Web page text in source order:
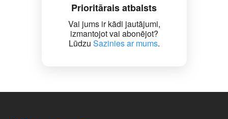
Prioritārais atbalsts
Vai jums ir kādi jautājumi,
izmantojot vai abonējot?
Lūdzu Sazinies ar mums.